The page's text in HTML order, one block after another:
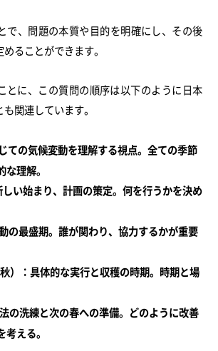
で、問題の本質や目的を明確にし、その後
ることができます。
とに、この質問の順序は以下のように日本
関連しています。
ての気候変動を理解する視点。全ての季節
理解。
い始まり、計画の策定。何を行うかを決め
の最盛期。誰が関わり、協力するかが重要
）：具体的な実行と収穫の時期。時期と場
の洗練と次の春への準備。どのように改善
える。